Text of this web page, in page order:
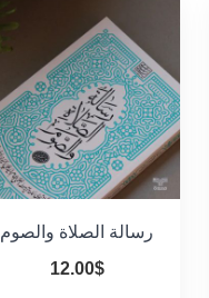
رسالة الصلاة والصوم
12.00$